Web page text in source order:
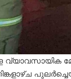
വ്യാവസായിക